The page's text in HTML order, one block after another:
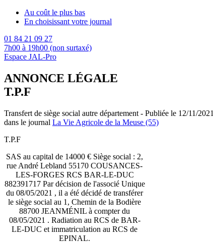
Au coût le plus bas
En choisissant votre journal
01 84 21 09 27
7h00 à 19h00 (non surtaxé)
Espace JAL-Pro
ANNONCE LÉGALE
T.P.F
Transfert de siège social autre département - Publiée le 12/11/2021
dans le journal La Vie Agricole de la Meuse (55)
T.P.F
SAS au capital de 14000 € Siège social : 2,
rue André Lebland 55170 COUSANCES-
LES-FORGES RCS BAR-LE-DUC
882391717 Par décision de l'associé Unique
du 08/05/2021 , il a été décidé de transférer
le siège social au 1, Chemin de la Bodière
88700 JEANMÉNIL à compter du
08/05/2021 . Radiation au RCS de BAR-
LE-DUC et immatriculation au RCS de
EPINAL.